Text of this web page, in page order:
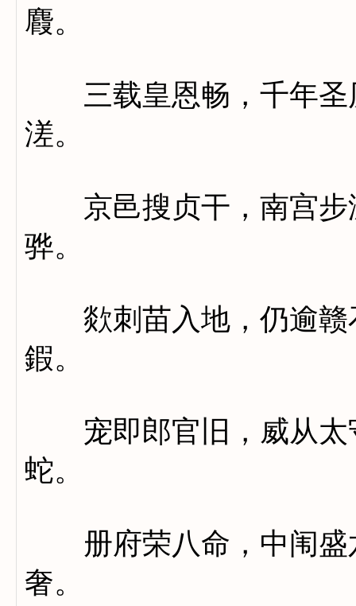
麚。
三载皇恩畅，千年圣
溠。
京邑搜贞干，南宫步
骅。
欻刺苗入地，仍逾赣
鍜。
宠即郎官旧，威从太
蛇。
册府荣八命，中闱盛
奢。